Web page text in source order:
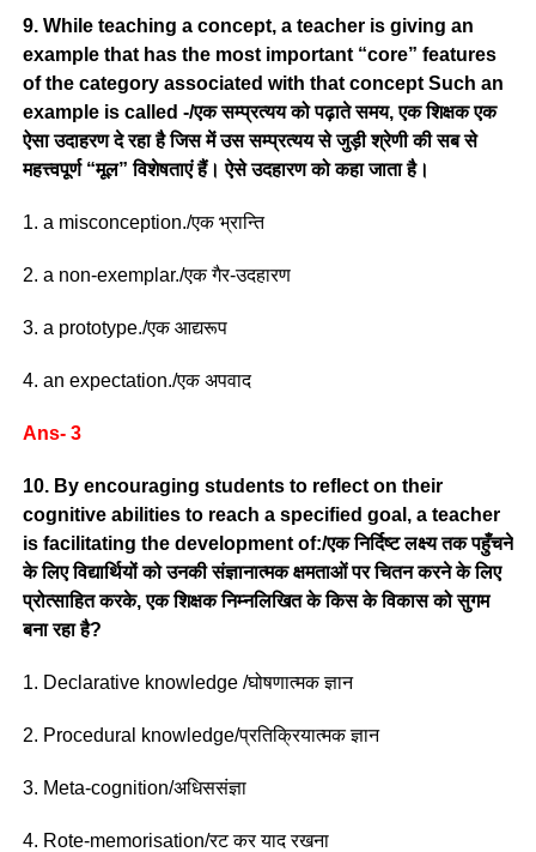
9. While teaching a concept, a teacher is giving an
example that has the most important “core” features
of the category associated with that concept Such an
example is called -/एक सम्प्रत्यय को पढ़ाते समय, एक शिक्षक एक
ऐसा उदाहरण दे रहा है जिस में उस सम्प्रत्यय से जुड़ी श्रेणी की सब से
महत्त्वपूर्ण “मूल” विशेषताएं हैं। ऐसे उदहारण को कहा जाता है।
1. a misconception./एक भ्रान्ति
2. a non-exemplar./एक गैर-उदहारण
3. a prototype./एक आद्यरूप
4. an expectation./एक अपवाद
Ans- 3
10. By encouraging students to reflect on their
cognitive abilities to reach a specified goal, a teacher
is facilitating the development of:/एक निर्दिष्ट लक्ष्य तक पहुँचने
के लिए विद्यार्थियों को उनकी संज्ञानात्मक क्षमताओं पर चितन करने के लिए
प्रोत्साहित करके, एक शिक्षक निम्नलिखित के किस के विकास को सुगम
बना रहा है?
1. Declarative knowledge /घोषणात्मक ज्ञान
2. Procedural knowledge/प्रतिक्रियात्मक ज्ञान
3. Meta-cognition/अधिससंज्ञा
4. Rote-memorisation/रट कर याद रखना